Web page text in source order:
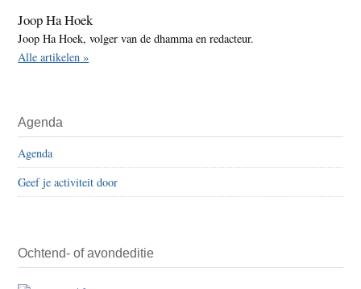
Joop Ha Hoek
Joop Ha Hoek, volger van de dhamma en redacteur.
Alle artikelen »
Agenda
Agenda
Geef je activiteit door
Ochtend- of avondeditie